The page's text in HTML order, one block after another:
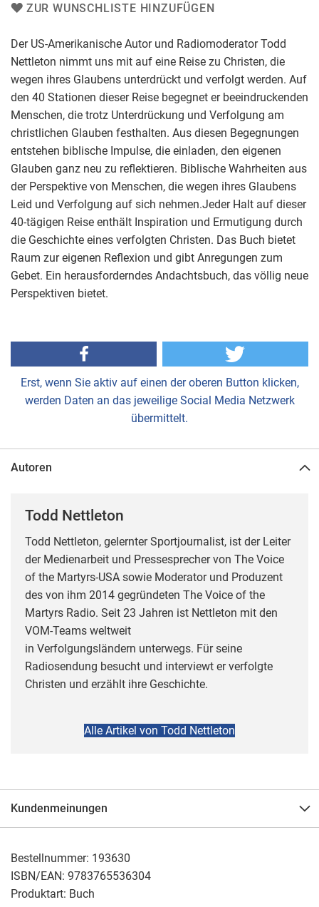
Bestellnummer: 193630
ISBN/EAN: 9783765536304
Produktart: Buch
ZUR WUNSCHLISTE HINZUFÜGEN
Der US-Amerikanische Autor und Radiomoderator Todd
Nettleton nimmt uns mit auf eine Reise zu Christen, die
wegen ihres Glaubens unterdrückt und verfolgt werden. Auf
den 40 Stationen dieser Reise begegnet er beeindruckenden
Menschen, die trotz Unterdrückung und Verfolgung am
christlichen Glauben festhalten. Aus diesen Begegnungen
entstehen biblische Impulse, die einladen, den eigenen
Glauben ganz neu zu reflektieren. Biblische Wahrheiten aus
der Perspektive von Menschen, die wegen ihres Glaubens
Leid und Verfolgung auf sich nehmen.Jeder Halt auf dieser
40-tägigen Reise enthält Inspiration und Ermutigung durch
die Geschichte eines verfolgten Christen. Das Buch bietet
Raum zur eigenen Reflexion und gibt Anregungen zum
Gebet. Ein herausforderndes Andachtsbuch, das völlig neue
Perspektiven bietet.
Erst, wenn Sie aktiv auf einen der oberen Button klicken,
werden Daten an das jeweilige Social Media Netzwerk
übermittelt.
Autoren
Todd Nettleton
Todd Nettleton, gelernter Sportjournalist, ist der Leiter
der Medienarbeit und Pressesprecher von The Voice
of the Martyrs-USA sowie Moderator und Produzent
des von ihm 2014 gegründeten The Voice of the
Martyrs Radio. Seit 23 Jahren ist Nettleton mit den
VOM-Teams weltweit
in Verfolgungsländern unterwegs. Für seine
Radiosendung besucht und interviewt er verfolgte
Christen und erzählt ihre Geschichte.
Alle Artikel von Todd Nettleton
Kundenmeinungen